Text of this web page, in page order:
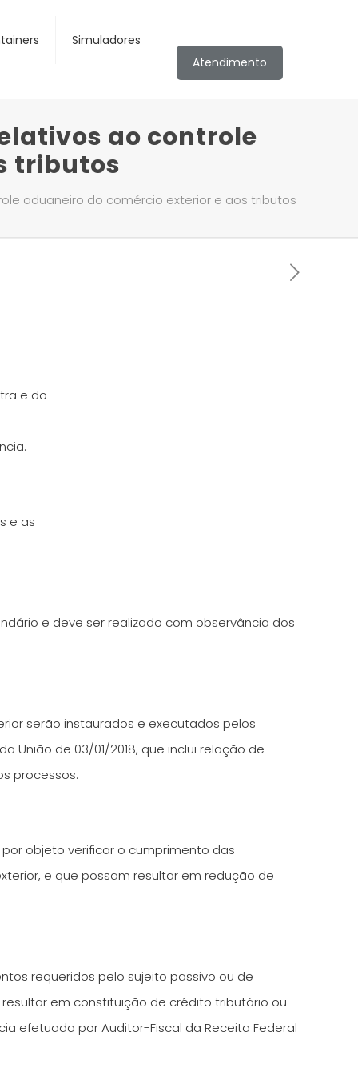
Simuladores
Atendimento
ao controle
tributos
aduaneiro do comércio exterior e aos tributos
e do
e as
e deve ser realizado com observância dos
serão instaurados e executados pelos
União de 03/01/2018, que inclui relação de
processos.
objeto verificar o cumprimento das
e que possam resultar em redução de
requeridos pelo sujeito passivo ou de
em constituição de crédito tributário ou
efetuada por Auditor-Fiscal da Receita Federal